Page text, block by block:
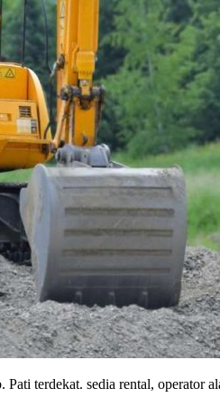
terdekat. sedia rental, operator